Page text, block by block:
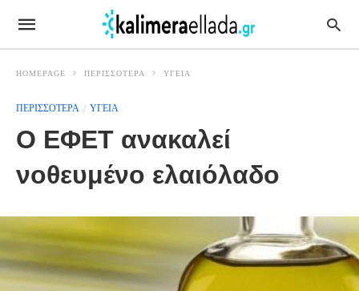
HOMEPAGE ΠΕΡΙΣΣΟΤΕΡΑ ΥΓΕΙΑ
ΠΕΡΙΣΣΟΤΕΡΑ ΥΓΕΙΑ
O ΕΦΕΤ ανακαλεί
νοθευμένο ελαιόλαδο